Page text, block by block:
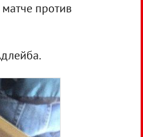
против